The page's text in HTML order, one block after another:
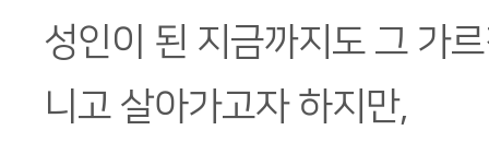
성인이 된 지금까지도 그 가
니고 살아가고자 하지만,